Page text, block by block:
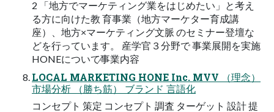
2 「地⽅でマーケティング業をはじめたい」と考え
る⽅に向けた教 育事業（地⽅マーケター育成講
座）、地⽅×マーケティング⽂脈 のセミナー登壇な
どを⾏っています。 産学官３分野で 事業展開を実施
HONEについて∕事業内容
LOCAL MARKETING HONE Inc. MVV （理念）
市場分析 （勝ち筋） ブランド ⾔語化
コンセプト 策定 コンセプト 調査 ターゲット 設計 提